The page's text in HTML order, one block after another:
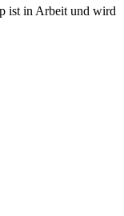
ist in Arbeit und wird